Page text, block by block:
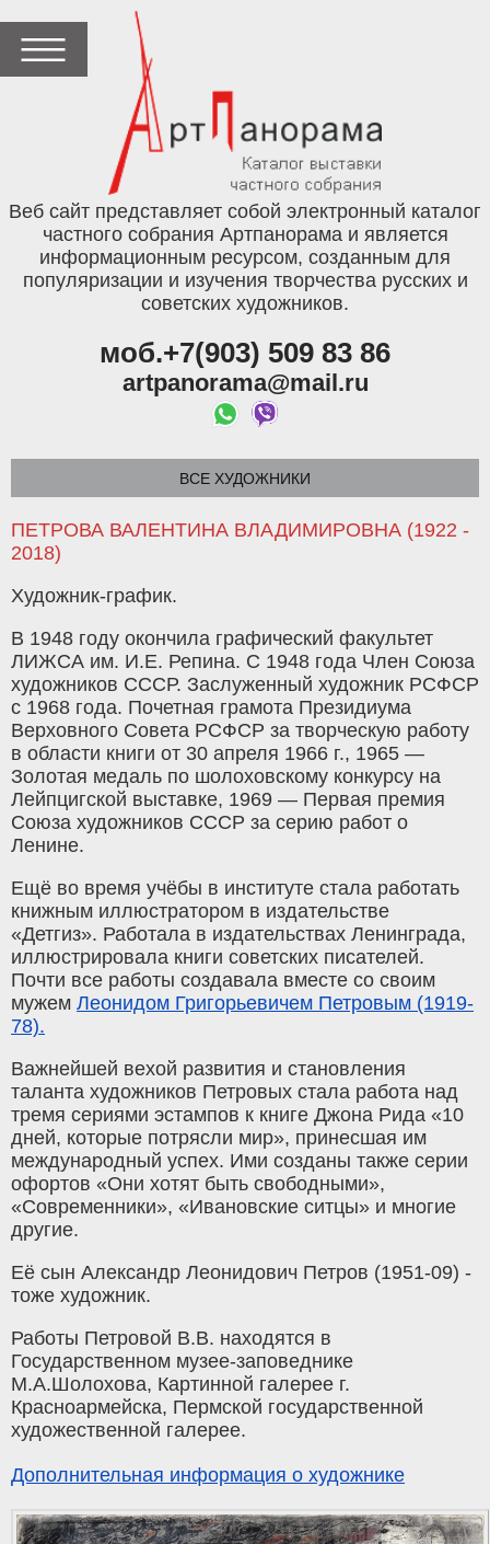
Веб сайт представляет собой электронный каталог
частного собрания Артпанорама и является
информационным ресурсом, созданным для
популяризации и изучения творчества русских и
советских художников.
моб.+7(903) 509 83 86
artpanorama@mail.ru
ВСЕ ХУДОЖНИКИ
ПЕТРОВА ВАЛЕНТИНА ВЛАДИМИРОВНА (1922 -
2018)
Художник-график.
В 1948 году окончила графический факультет
ЛИЖСА им. И.Е. Репина. С 1948 года Член Союза
художников СССР. Заслуженный художник РСФСР
с 1968 года. Почетная грамота Президиума
Верховного Совета РСФСР за творческую работу
в области книги от 30 апреля 1966 г., 1965 —
Золотая медаль по шолоховскому конкурсу на
Лейпцигской выставке, 1969 — Первая премия
Союза художников СССР за серию работ о
Ленине.
Ещё во время учёбы в институте стала работать
книжным иллюстратором в издательстве
«Детгиз». Работала в издательствах Ленинграда,
иллюстрировала книги советских писателей.
Почти все работы создавала вместе со своим
мужем Леонидом Григорьевичем Петровым (1919-
78).
Важнейшей вехой развития и становления
таланта художников Петровых стала работа над
тремя сериями эстампов к книге Джона Рида «10
дней, которые потрясли мир», принесшая им
международный успех. Ими созданы также серии
офортов «Они хотят быть свободными»,
«Современники», «Ивановские ситцы» и многие
другие.
Её сын Александр Леонидович Петров (1951-09) -
тоже художник.
Работы Петровой В.В. находятся в
Государственном музее-заповеднике
М.А.Шолохова, Картинной галерее г.
Красноармейска, Пермской государственной
художественной галерее.
Дополнительная информация о художнике